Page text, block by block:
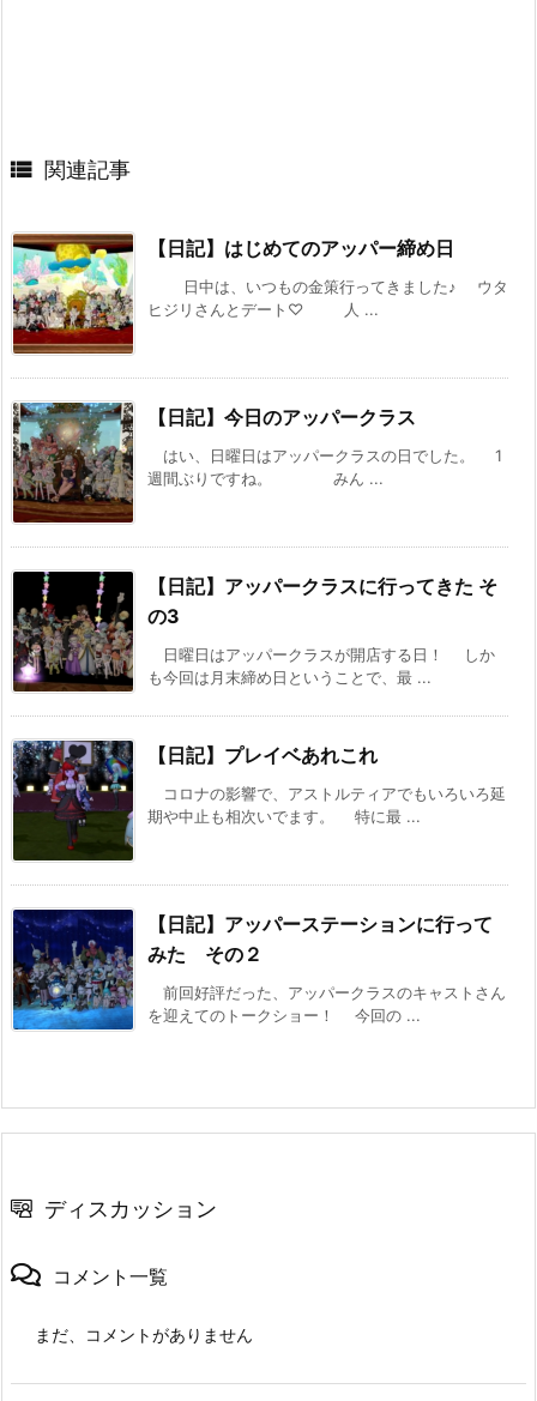
 関連記事
【日記】はじめてのアッパー締め日
日中は、いつもの金策行ってきました♪ ウタ
ヒジリさんとデート♡ 人 ...
【日記】今日のアッパークラス
はい、日曜日はアッパークラスの日でした。 1
週間ぶりですね。 みん ...
【日記】アッパークラスに行ってきた そ
の3
日曜日はアッパークラスが開店する日！ しか
も今回は月末締め日ということで、最 ...
【日記】プレイベあれこれ
コロナの影響で、アストルティアでもいろいろ延
期や中止も相次いでます。 特に最 ...
【日記】アッパーステーションに行って
みた その２
前回好評だった、アッパークラスのキャストさん
を迎えてのトークショー！ 今回の ...
ディスカッション
コメント一覧
まだ、コメントがありません